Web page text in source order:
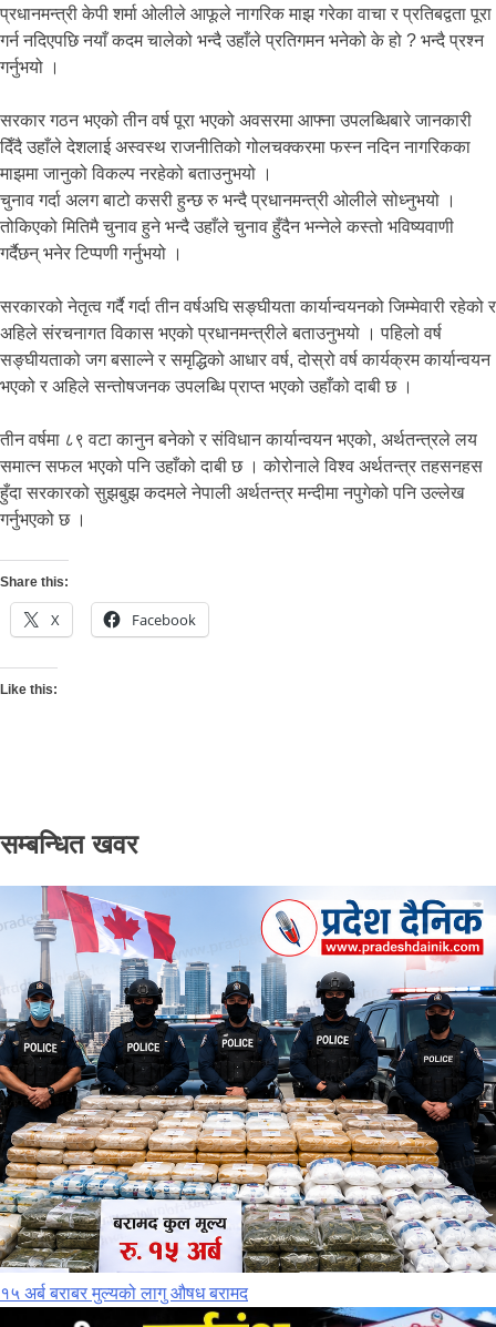
प्रधानमन्त्री केपी शर्मा ओलीले आफूले नागरिक माझ गरेका वाचा र प्रतिबद्वता पूरा
गर्न नदिएपछि नयाँ कदम चालेको भन्दै उहाँले प्रतिगमन भनेको के हो ? भन्दै प्रश्न
गर्नुभयो ।
सरकार गठन भएको तीन वर्ष पूरा भएको अवसरमा आफ्ना उपलब्धिबारे जानकारी
दिँदै उहाँले देशलाई अस्वस्थ राजनीतिको गोलचक्करमा फस्न नदिन नागरिकका
माझमा जानुको विकल्प नरहेको बताउनुभयो ।
चुनाव गर्दा अलग बाटो कसरी हुन्छ रु भन्दै प्रधानमन्त्री ओलीले सोध्नुभयो ।
तोकिएको मितिमै चुनाव हुने भन्दै उहाँले चुनाव हुँदैन भन्नेले कस्तो भविष्यवाणी
गर्दैछन् भनेर टिप्पणी गर्नुभयो ।
सरकारको नेतृत्व गर्दै गर्दा तीन वर्षअघि सङ्घीयता कार्यान्वयनको जिम्मेवारी रहेको र
अहिले संरचनागत विकास भएको प्रधानमन्त्रीले बताउनुभयो । पहिलो वर्ष
सङ्घीयताको जग बसाल्ने र समृद्धिको आधार वर्ष, दोस्रो वर्ष कार्यक्रम कार्यान्वयन
भएको र अहिले सन्तोषजनक उपलब्धि प्राप्त भएको उहाँको दाबी छ ।
तीन वर्षमा ८९ वटा कानुन बनेको र संविधान कार्यान्वयन भएको, अर्थतन्त्रले लय
समात्न सफल भएको पनि उहाँको दाबी छ । कोरोनाले विश्व अर्थतन्त्र तहसनहस
हुँदा सरकारको सुझबुझ कदमले नेपाली अर्थतन्त्र मन्दीमा नपुगेको पनि उल्लेख
गर्नुभएको छ ।
Share this:
X Facebook
Like this:
सम्बन्धित खवर
१५ अर्ब बराबर मुल्यको लागु औषध बरामद